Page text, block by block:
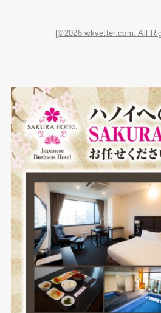
[©2026 wkvetter.com. All